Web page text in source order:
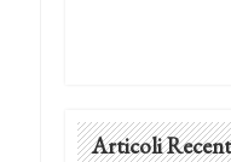
Articoli